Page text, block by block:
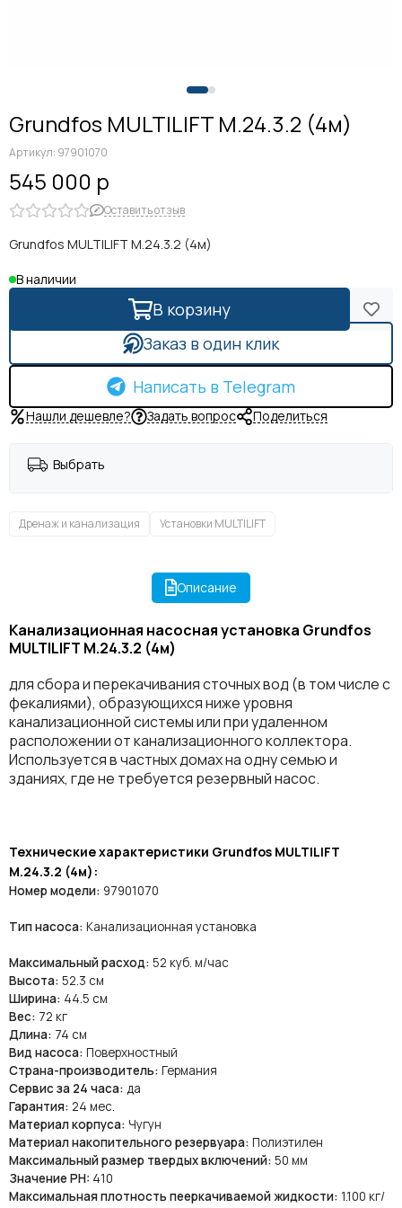
Grundfos MULTILIFT M.24.3.2 (4м)
Артикул: 97901070
545 000 р
Оставить отзыв
Grundfos MULTILIFT M.24.3.2 (4м)
В наличии
В корзину
Заказ в один клик
Написать в Telegram
Нашли дешевле? Задать вопрос Поделиться
Выбрать
Дренаж и канализация Установки MULTILIFT
Описание
Канализационная насосная установка Grundfos
MULTILIFT M.24.3.2 (4м)
для сбора и перекачивания сточных вод (в том числе с
фекалиями), образующихся ниже уровня
канализационной системы или при удаленном
расположении от канализационного коллектора.
Используется в частных домах на одну семью и
зданиях, где не требуется резервный насос.
Технические характеристики Grundfos MULTILIFT
M.24.3.2 (4м):
Номер модели: 97901070
Тип насоса: Канализационная установка
Максимальный расход: 52 куб. м/час
Высота: 52.3 см
Ширина: 44.5 см
Вес: 72 кг
Длина: 74 см
Вид насоса: Поверхностный
Страна-производитель: Германия
Сервис за 24 часа: да
Гарантия: 24 мес.
Материал корпуса: Чугун
Материал накопительного резервуара: Полиэтилен
Максимальный размер твердых включений: 50 мм
Значение PH: 410
Максимальная плотность пееркачиваемой жидкости: 1.100 кг/